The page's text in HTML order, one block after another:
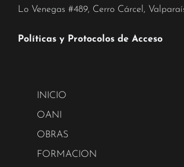
Lo Venegas #489, Cerro Cárcel,
Políticas y Protocolos de Acceso
INICIO
OANI
OBRAS
FORMACION